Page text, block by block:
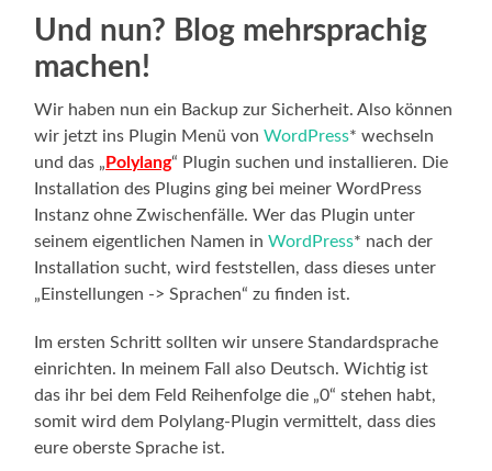
Und nun? Blog mehrsprachig
machen!
Wir haben nun ein Backup zur Sicherheit. Also können
wir jetzt ins Plugin Menü vonWordPress* wechseln
und das „ Polylang“ Plugin suchen und installieren. Die
Installation des Plugins ging bei meiner WordPress
Instanz ohne Zwischenfälle. Wer das Plugin unter
seinem eigentlichen Namen inWordPress* nach der
Installation sucht, wird feststellen, dass dieses unter
„Einstellungen -> Sprachen“ zu finden ist.
Im ersten Schritt sollten wir unsere Standardsprache
einrichten. In meinem Fall also Deutsch. Wichtig ist
das ihr bei dem Feld Reihenfolge die „0“ stehen habt,
somit wird dem Polylang-Plugin vermittelt, dass dies
eure oberste Sprache ist.